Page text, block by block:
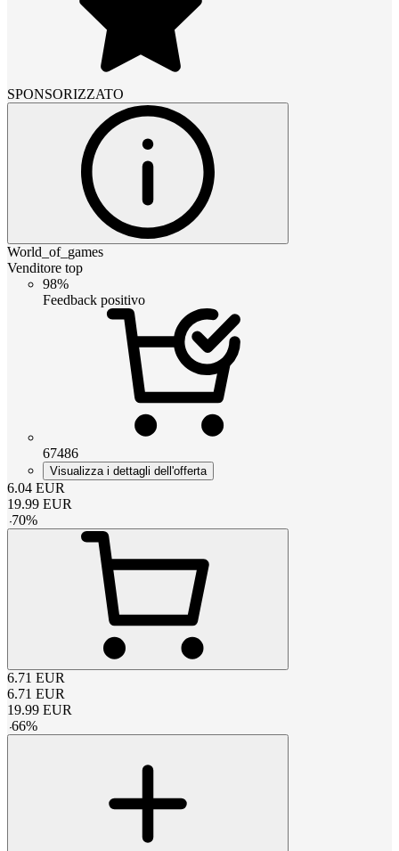
SPONSORIZZATO
World_of_games
Venditore top
98%
Feedback positivo
67486
Visualizza i dettagli dell'offerta
6.04 EUR
19.99 EUR
-70%
6.71 EUR
6.71 EUR
19.99 EUR
-66%